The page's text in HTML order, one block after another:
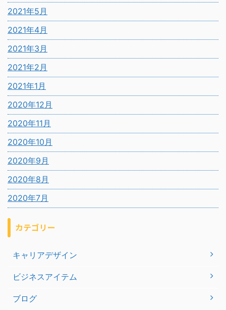
2021年5月
2021年4月
2021年3月
2021年2月
2021年1月
2020年12月
2020年11月
2020年10月
2020年9月
2020年8月
2020年7月
カテゴリー
キャリアデザイン
ビジネスアイテム
ブログ